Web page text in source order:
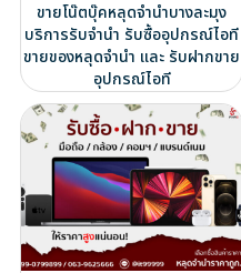
ขายโน๊ตบุ๊คหลุดจำนำบางละมุง
บริการรับจำนำ รับซื้ออุปกรณ์ไอที
ขายของหลุดจำนำ และ รับฝากขาย
อุปกรณ์ไอที